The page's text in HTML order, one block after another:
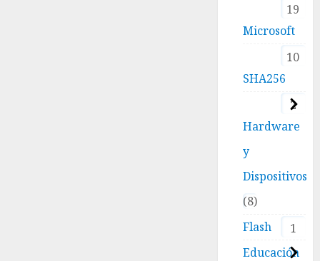
19
Microsoft
10
SHA256
2
Hardware
y
Dispositivos
8
Flash
1
Educación